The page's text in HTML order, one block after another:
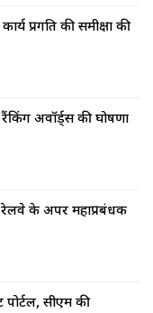
प्रगति की समीक्षा की
अवॉर्ड्स की घोषणा
के अपर महाप्रबंधक
पोर्टल, सीएम की